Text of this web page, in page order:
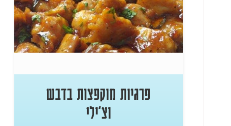
פרגיות מוקפצות בדבש
וצ'ילי